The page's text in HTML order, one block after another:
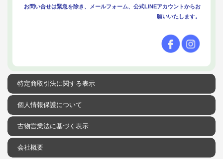
お問い合せは緊急を除き、メールフォーム、公式LINEアカウントからお
願いいたします。
特定商取引法に関する表示
個人情報保護について
古物営業法に基づく表示
会社概要